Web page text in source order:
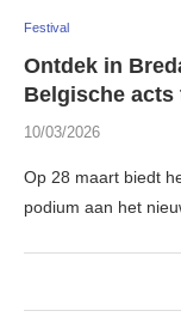
Festival
Ontdek in
Belgische acts
10/03/2026
Op 28 maart biedt
podium aan het